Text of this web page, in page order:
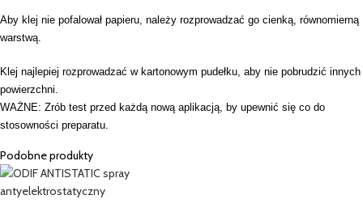
Aby klej nie pofalował papieru, należy rozprowadzać go cienką, równomierną
warstwą.
Klej najlepiej rozprowadzać w kartonowym pudełku, aby nie pobrudzić innych
powierzchni.
WAŻNE: Zrób test przed każdą nową aplikacją, by upewnić się co do
stosowności preparatu.
Podobne produkty